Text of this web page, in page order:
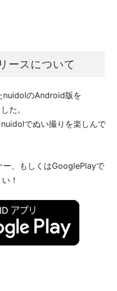
ースについて
nuidolのAndroid版を
た。
でぬい撮りを楽しんで
ー、もしくはGooglePlayで
！